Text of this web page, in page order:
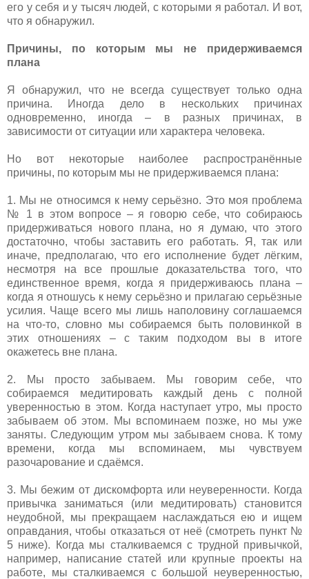
его у себя и у тысяч людей, с которыми я работал. И вот,
что я обнаружил.
Причины, по которым мы не придерживаемся
плана
Я обнаружил, что не всегда существует только одна
причина. Иногда дело в нескольких причинах
одновременно, иногда – в разных причинах, в
зависимости от ситуации или характера человека.
Но вот некоторые наиболее распространённые
причины, по которым мы не придерживаемся плана:
1. Мы не относимся к нему серьёзно. Это моя проблема
№ 1 в этом вопросе – я говорю себе, что собираюсь
придерживаться нового плана, но я думаю, что этого
достаточно, чтобы заставить его работать. Я, так или
иначе, предполагаю, что его исполнение будет лёгким,
несмотря на все прошлые доказательства того, что
единственное время, когда я придерживаюсь плана –
когда я отношусь к нему серьёзно и прилагаю серьёзные
усилия. Чаще всего мы лишь наполовину соглашаемся
на что-то, словно мы собираемся быть половинкой в
этих отношениях – с таким подходом вы в итоге
окажетесь вне плана.
2. Мы просто забываем. Мы говорим себе, что
собираемся медитировать каждый день с полной
уверенностью в этом. Когда наступает утро, мы просто
забываем об этом. Мы вспоминаем позже, но мы уже
заняты. Следующим утром мы забываем снова. К тому
времени, когда мы вспоминаем, мы чувствуем
разочарование и сдаёмся.
3. Мы бежим от дискомфорта или неуверенности. Когда
привычка заниматься (или медитировать) становится
неудобной, мы прекращаем наслаждаться ею и ищем
оправдания, чтобы отказаться от неё (смотреть пункт №
5 ниже). Когда мы сталкиваемся с трудной привычкой,
например, написание статей или крупные проекты на
работе, мы сталкиваемся с большой неуверенностью,